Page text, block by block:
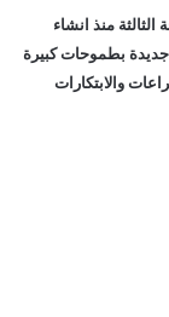
منذ انشاء
مرحلة جديدة بطموحات كبيرة
والابتكارات